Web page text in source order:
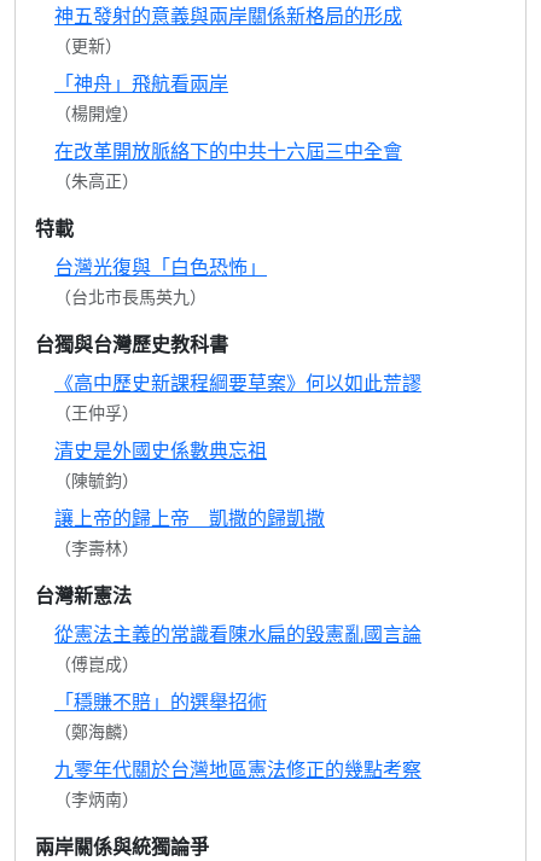
神五發射的意義與兩岸關係新格局的形成
（更新）
「神舟」飛航看兩岸
（楊開煌）
在改革開放脈絡下的中共十六屆三中全會
（朱高正）
特載
台灣光復與「白色恐怖」
（台北市長馬英九）
台獨與台灣歷史教科書
《高中歷史新課程綱要草案》何以如此荒謬
（王仲孚）
清史是外國史係數典忘祖
（陳毓鈞）
讓上帝的歸上帝 凱撒的歸凱撒
（李壽林）
台灣新憲法
從憲法主義的常識看陳水扁的毀憲亂國言論
（傅崑成）
「穩賺不賠」的選舉招術
（鄭海麟）
九零年代關於台灣地區憲法修正的幾點考察
（李炳南）
兩岸關係與統獨論爭